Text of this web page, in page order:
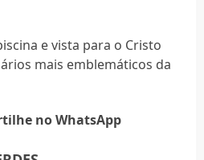
e vista para o Cristo
mais emblemáticos da
no WhatsApp